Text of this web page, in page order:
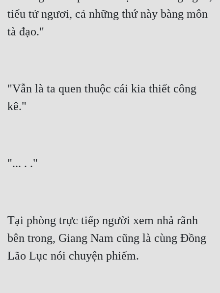
tiểu tử ngươi, cả những thứ này bàng môn
tà đạo."
"Vẫn là ta quen thuộc cái kia thiết công
kê."
"... . ."
Tại phòng trực tiếp người xem nhả rãnh
bên trong, Giang Nam cũng là cùng Đồng
Lão Lục nói chuyện phiếm.